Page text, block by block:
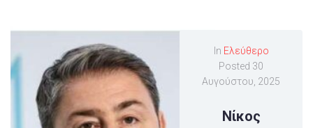
In Ελεύθερο
Posted 30
Αυγούστου, 2025
Νίκος